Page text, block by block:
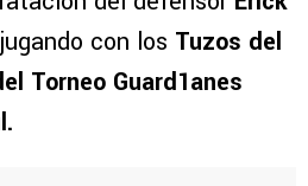
con los Tuzos del
Torneo Guard1anes